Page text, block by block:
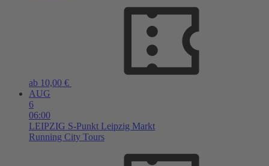
ab 10,00 €
AUG
6
06:00
LEIPZIG S-Punkt Leipzig Markt
Running City Tours